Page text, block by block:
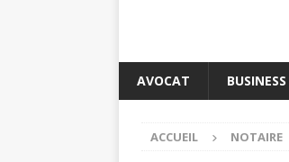
AVOCAT BUSINESS
ACCUEIL NOTAIRE